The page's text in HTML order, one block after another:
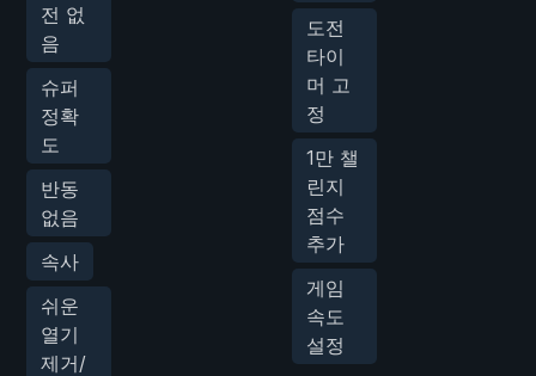
전 없
음
슈퍼
정확
도
반동
없음
속사
쉬운
열기
제거/
도전
타이
머 고
정
1만 챌
린지
점수
추가
게임
속도
설정